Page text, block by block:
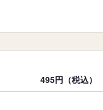
495円（税込）